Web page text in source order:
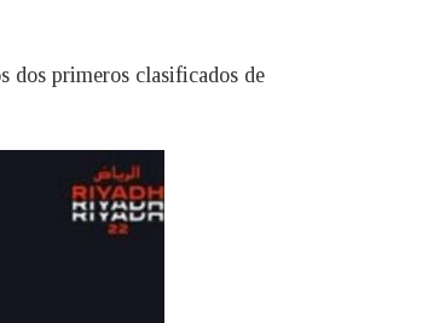
dos primeros clasificados de